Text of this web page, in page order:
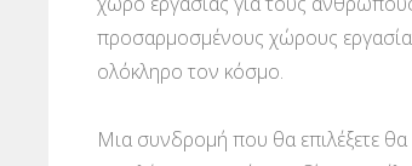
προσαρμοσμένους χώρους
ολόκληρο τον κόσμο.
Μια συνδρομή που θα επιλέξετε θα